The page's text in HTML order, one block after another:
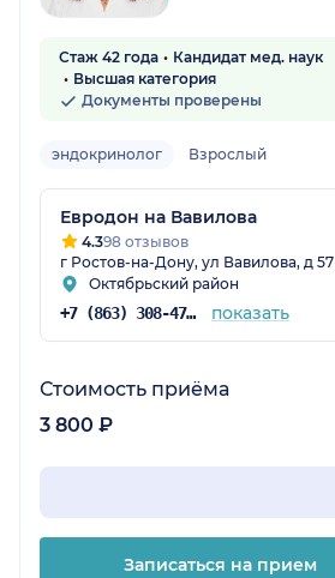
Стаж 42 года
Кандидат мед. наук
Высшая категория
Документы проверены
эндокринолог Взрослый
Евродон на Вавилова
4.398 отзывов
г Ростов-на-Дону, ул Вавилова, д 57
Октябрьский район
+7 (863) 308-47-91 показать
Стоимость приёма
3 800 ₽
Записаться на прием